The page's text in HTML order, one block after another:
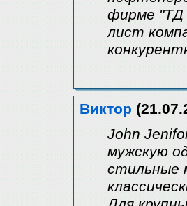
фирме "ТД
лист
Виктор
John
мужскую
стильные